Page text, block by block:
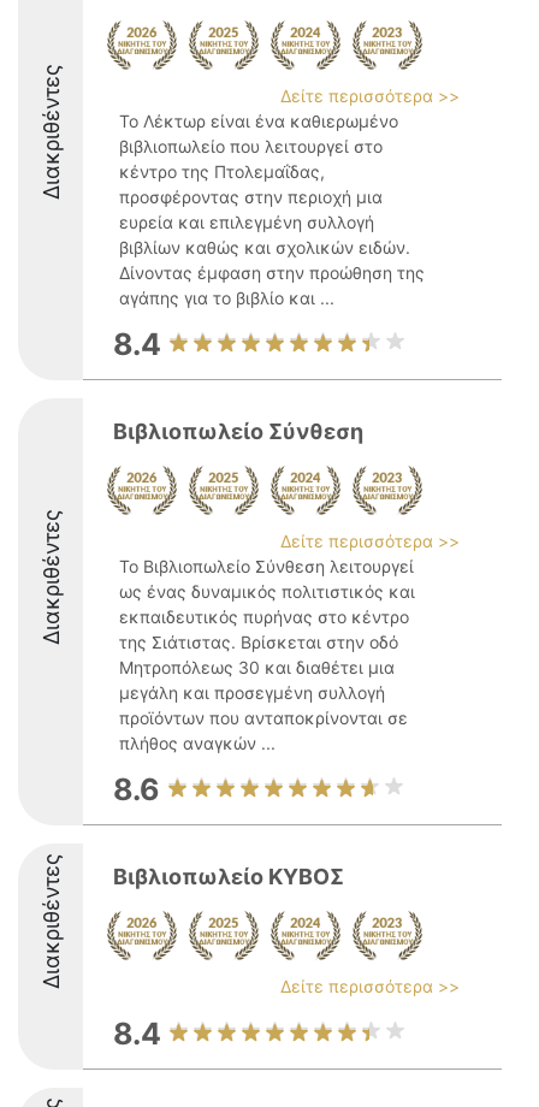
Διακριθέντες
Δείτε περισσότερα >>
Το Λέκτωρ είναι ένα καθιερωμένο
βιβλιοπωλείο που λειτουργεί στο
κέντρο της Πτολεμαΐδας,
προσφέροντας στην περιοχή μια
ευρεία και επιλεγμένη συλλογή
βιβλίων καθώς και σχολικών ειδών.
Δίνοντας έμφαση στην προώθηση της
αγάπης για το βιβλίο και ...
8.4
Διακριθέντες
Βιβλιοπωλείο Σύνθεση
Δείτε περισσότερα >>
Το Βιβλιοπωλείο Σύνθεση λειτουργεί
ως ένας δυναμικός πολιτιστικός και
εκπαιδευτικός πυρήνας στο κέντρο
της Σιάτιστας. Βρίσκεται στην οδό
Μητροπόλεως 30 και διαθέτει μια
μεγάλη και προσεγμένη συλλογή
προϊόντων που ανταποκρίνονται σε
πλήθος αναγκών ...
8.6
Διακριθέντες Βιβλιοπωλείο ΚΥΒΟΣ
Δείτε περισσότερα >>
8.4